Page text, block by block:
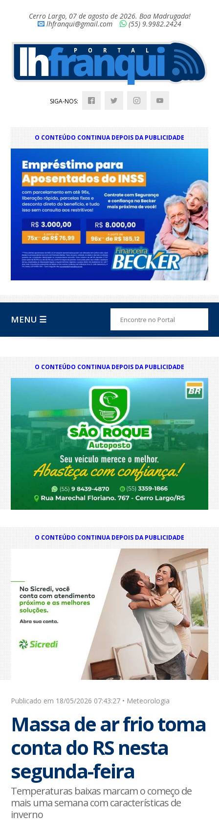
Cerro Largo, 07 de agosto de 2026. Boa Madrugada!
lhfranqui@gmail.com
(55) 9.9982.2424
SIGA-NOS:
O CONTEÚDO CONTINUA DEPOIS DA PUBLICIDADE
MENU ☰
O CONTEÚDO CONTINUA DEPOIS DA PUBLICIDADE
O CONTEÚDO CONTINUA DEPOIS DA PUBLICIDADE
Publicado em 18/05/2026 07:43:27 • Meteorologia
Massa de ar frio toma
conta do RS nesta
segunda-feira
Temperaturas baixas marcam o começo de
mais uma semana com características de
inverno